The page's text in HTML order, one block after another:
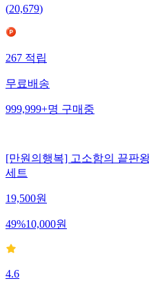
(20,679)
267적립
무료배송
999,999+명구매중
[만원의행복] 고소함의 끝판
세트
19,500원
49%10,000원
4.6